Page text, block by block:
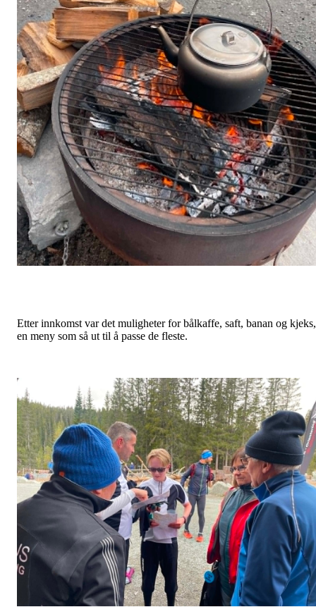
Etter innkomst var det muligheter for bålkaffe, saft, banan og kjeks,
en meny som så ut til å passe de fleste.